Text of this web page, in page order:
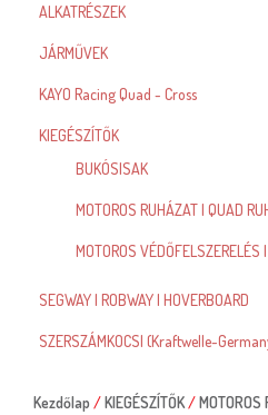
ALKATRÉSZEK
JÁRMŰVEK
KAYO Racing Quad - Cross
KIEGÉSZÍTŐK
BUKÓSISAK
MOTOROS RUHÁZAT | QUAD
MOTOROS VÉDŐFELSZERELÉS
SEGWAY | ROBWAY | HOVERBOARD
SZERSZÁMKOCSI (Kraftwelle-
Kezdőlap /KIEGÉSZÍTŐK /MOTOROS